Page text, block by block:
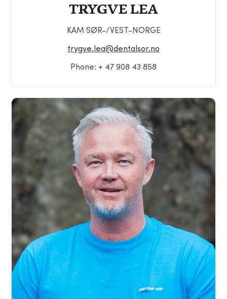
TRYGVE LEA
KAM SØR-/VEST-NORGE
trygve.lea@dentalsor.no
Phone: + 47 908 43 858